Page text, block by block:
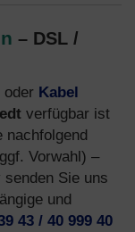
– DSL /
oder Kabel
verfügbar ist
nachfolgend
Vorwahl) –
Sie uns
und
43 / 40 999 40